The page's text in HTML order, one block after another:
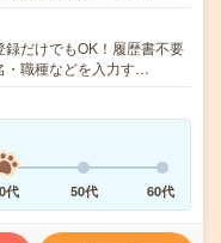
だけでもOK！履歴書不要
職種などを入力す…
代 50代 60代